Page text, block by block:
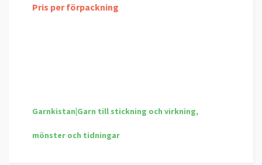
Pris per förpackning
Garnkistan|Garn till stickning och virkning,
mönster och tidningar